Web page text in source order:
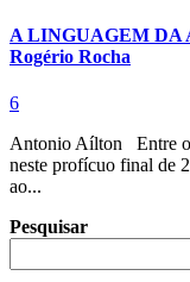
A LINGUAGEM DA
Rogério Rocha
6
Antonio Aílton Entre
neste profícuo final de
ao...
Pesquisar